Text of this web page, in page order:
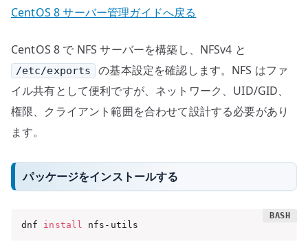
CentOS 8 サーバー管理ガイドへ戻る
CentOS 8 で NFS サーバーを構築し、NFSv4 と
/etc/exports
の基本設定を確認します。NFS はファ
イル共有として便利ですが、ネットワーク、UID/GID、
権限、クライアント範囲を合わせて設計する必要があり
ます。
パッケージをインストールする
dnf install nfs-utils